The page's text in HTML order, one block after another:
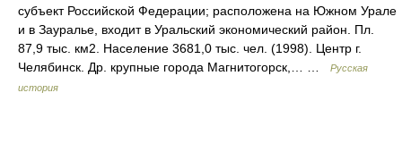
субъект Российской Федерации; расположена на Южном Урале
и в Зауралье, входит в Уральский экономический район. Пл.
87,9 тыс. км2. Население 3681,0 тыс. чел. (1998). Центр г.
Челябинск. Др. крупные города Магнитогорск,… …
Русская
история